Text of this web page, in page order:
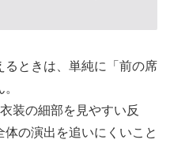
ときは、単純に「前の席
装の細部を見やすい反
の演出を追いにくいこと